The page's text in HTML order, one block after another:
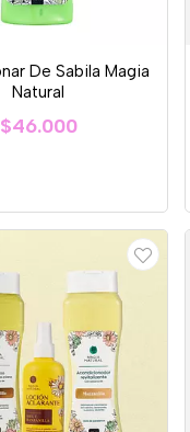
De Sabila Magia
Natural
$46.000